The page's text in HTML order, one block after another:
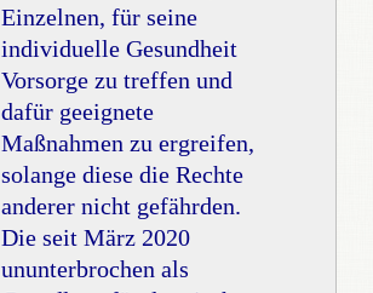
Einzelnen, für seine
individuelle Gesundheit
Vorsorge zu treffen und
dafür geeignete
Maßnahmen zu ergreifen,
solange diese die Rechte
anderer nicht gefährden.
Die seit März 2020
ununterbrochen als